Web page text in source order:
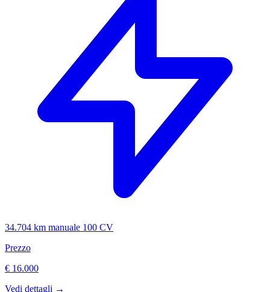
34.704 km manuale 100 CV
Prezzo
€ 16.000
Vedi dettagli →